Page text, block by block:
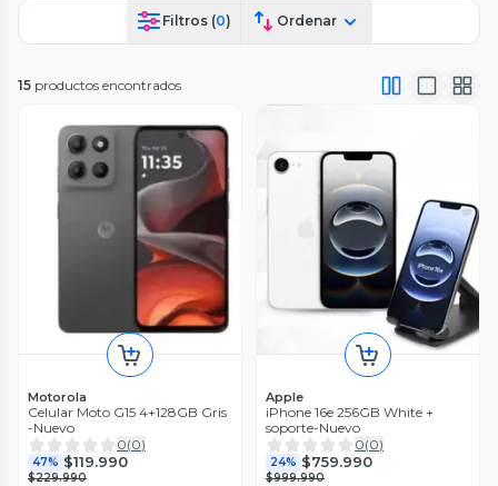
Filtros (0) Ordenar
15 productos encontrados
Motorola
Celular Moto G15 4+128GB Gris
-Nuevo
0(0)
47% $119.990
$229.990
Apple
iPhone 16e 256GB White +
soporte-Nuevo
0(0)
24% $759.990
$999.990